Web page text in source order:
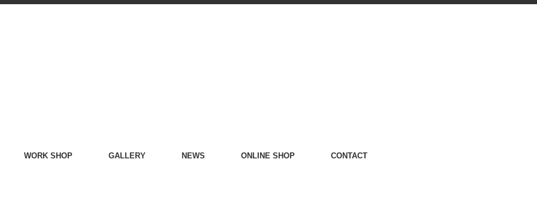
WORK SHOP GALLERY NEWS ONLINE SHOP CONTACT